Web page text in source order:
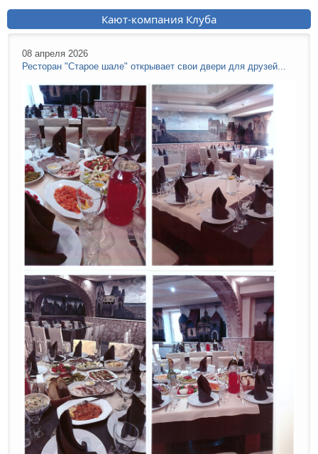
Кают-компания Клуба
08 апреля 2026
Ресторан "Старое шале" открывает свои двери для друзей...